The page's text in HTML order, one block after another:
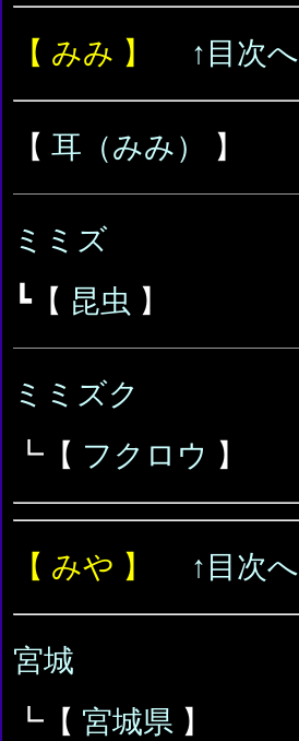
【 みみ 】 ↑目次へ
【 耳（みみ） 】
ミミズ
┗【 昆虫 】
ミミズク
┗【 フクロウ 】
【 みや 】 ↑目次へ
宮城
┗【 宮城県 】